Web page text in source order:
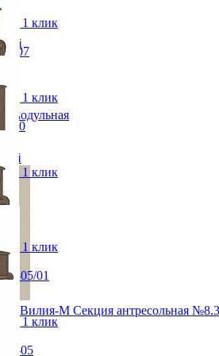
модульная
Вилия-М Секция антресольная №8.3
в 1 клик
07
в 1 клик
10
в 1 клик
в 1 клик
05/01
в 1 клик
05